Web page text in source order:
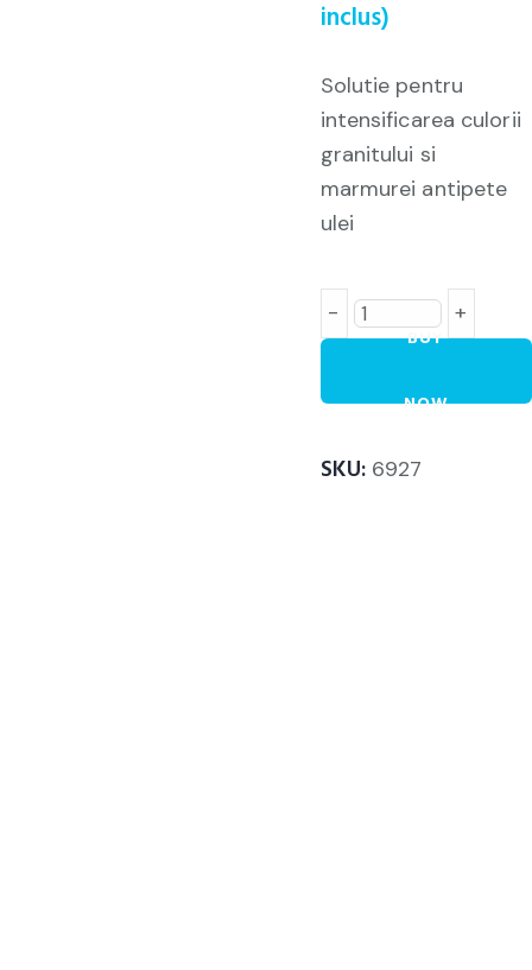
inclus)
Solutie pentru
intensificarea culorii
granitului si
marmurei antipete
ulei
- +
BUY
NOW
SKU: 6927